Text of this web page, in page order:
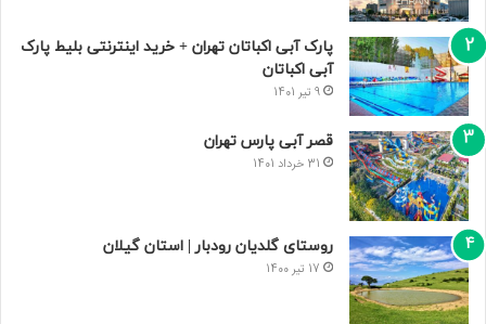
پارک آبی اکباتان تهران + خرید اینترنتی بلیط پارک
آبی اکباتان
9 تیر 1401
قصر آبی پارس تهران
31 خرداد 1401
روستای گلدیان رودبار | استان گیلان
17 تیر 1400